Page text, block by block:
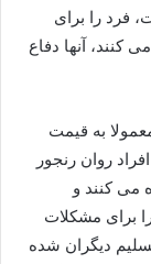
فرد را برای
کنند، آنها دفاع
به قیمت
روان رنجور
می کنند و
برای مشکلات
دیگران شده